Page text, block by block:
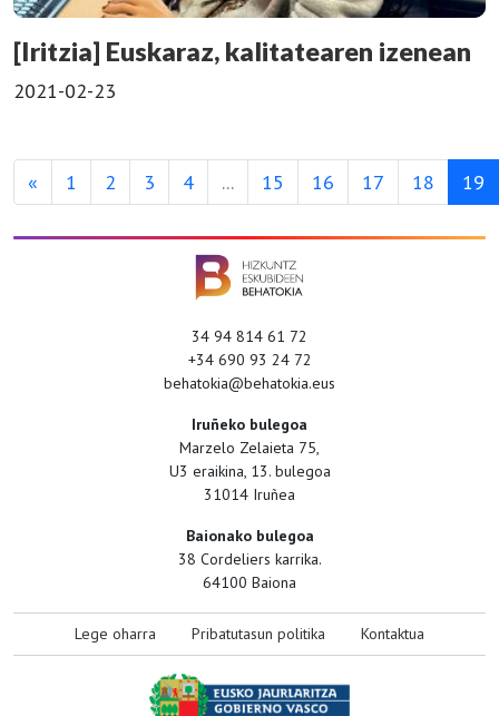
[Iritzia] Euskaraz, kalitatearen izenean
2021-02-23
« 1 2 3 4 ... 15 16 17 18 19
34 94 814 61 72
+34 690 93 24 72
behatokia@behatokia.eus
Iruñeko bulegoa
Marzelo Zelaieta 75,
U3 eraikina, 13. bulegoa
31014 Iruñea
Baionako bulegoa
38 Cordeliers karrika.
64100 Baiona
Lege oharra Pribatutasun politika Kontaktua